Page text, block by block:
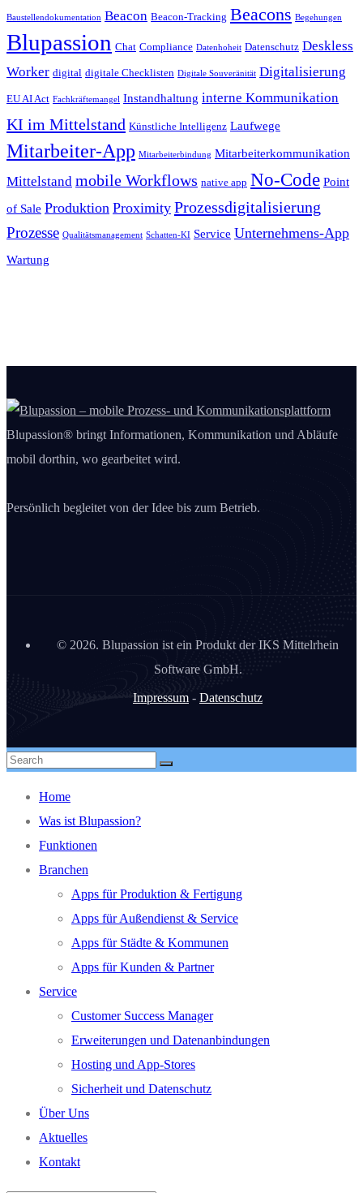
Baustellendokumentation Beacon Beacon-Tracking Beacons Begehungen
Blupassion Chat Compliance Datenhoheit Datenschutz Deskless
Worker digital digitale Checklisten Digitale Souveränität Digitalisierung
EU AI Act Fachkräftemangel Instandhaltung interne Kommunikation
KI im Mittelstand Künstliche Intelligenz Laufwege
Mitarbeiter-App Mitarbeiterbindung Mitarbeiterkommunikation
Mittelstand mobile Workflows native app No-Code Point
of Sale Produktion Proximity Prozessdigitalisierung
Prozesse Qualitätsmanagement Schatten-KI Service Unternehmens-App
Wartung
Blupassion® bringt Informationen, Kommunikation und Abläufe
mobil dorthin, wo gearbeitet wird.
Persönlich begleitet von der Idee bis zum Betrieb.
© 2026. Blupassion ist ein Produkt der IKS Mittelrhein
Software GmbH.
Impressum - Datenschutz
Home
Was ist Blupassion?
Funktionen
Branchen
Apps für Produktion & Fertigung
Apps für Außendienst & Service
Apps für Städte & Kommunen
Apps für Kunden & Partner
Service
Customer Success Manager
Erweiterungen und Datenanbindungen
Hosting und App-Stores
Sicherheit und Datenschutz
Über Uns
Aktuelles
Kontakt